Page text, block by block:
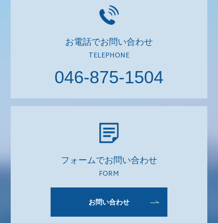
お電話でお問い合わせ
TELEPHONE
046-875-1504
フォームでお問い合わせ
FORM
お問い合わせ